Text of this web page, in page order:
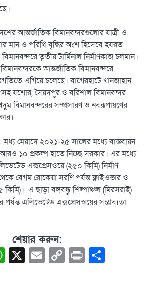
আন্তর্জাতিক বিমানবন্দরগুলোর যাত্রী ও
মান ও পরিধি বৃদ্ধির অংশ হিসেবে হযরত
তৃতীয় টার্মিনাল নির্মাণকাজ চলমান।
আন্তর্জাতিক বিমানবন্দরে
এগিয়ে চলেছে। বাগেরহাটে খানজাহান
যশোর, সৈয়দপুর ও বরিশাল বিমানবন্দর
বিমানবন্দরের সম্প্রসারণ ও নবরূপায়ণের
মধ্য মেয়াদে ২০২১-২৫ সালের মধ্যে বাস্তবায়ন
১০ প্রকল্প হাতে নিচ্ছে সরকার। এর মধ্যে
এক্সপ্রেসওয়ে (২৫০ কিমি) নির্মাণ
বেগম রোকেয়া সরণি পর্যন্ত ফ্লাইওভার ও
কিমি)। এ ছাড়া বঙ্গবন্ধু শিল্পাঞ্চল (মিরসরাই)
পর্যন্ত এলিভেটেড এক্সপ্রেসওয়ের সম্ভাব্যতা
শেয়ার করুন:
WhatsApp
X EmailCopy
Print